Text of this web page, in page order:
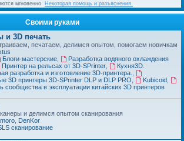
мгновенно. Некоторая помощь и разъяснения.
Своими руками
и 3D печать
печатаем, делимся опытом, помогаем новичкам
Блоги-мастерские,
Разработка водяного охлаждения
Принтер на рельсах от 3D-SPrinter,
Кухня3D.
разработка и изготовление 3D-принтера.
3D принтеры 3D-SPrinter DLP и DLP PRO
Kubicoid,
сообщества в эксплуатации китайских 3D принтеров
и делимся опытом сканирования
DenKor
сканирование